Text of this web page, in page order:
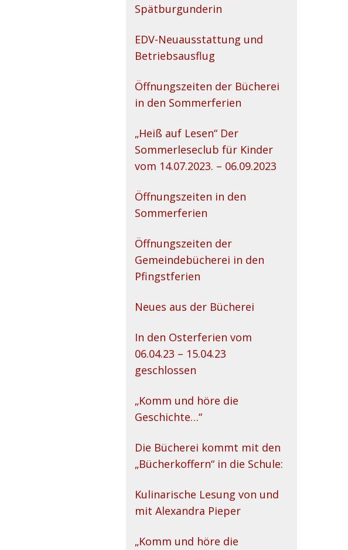
Spätburgunderin
EDV-Neuausstattung und
Betriebsausflug
Öffnungszeiten der Bücherei
in den Sommerferien
„Heiß auf Lesen“ Der
Sommerleseclub für Kinder
vom 14.07.2023. – 06.09.2023
Öffnungszeiten in den
Sommerferien
Öffnungszeiten der
Gemeindebücherei in den
Pfingstferien
Neues aus der Bücherei
In den Osterferien vom
06.04.23 – 15.04.23
geschlossen
„Komm und höre die
Geschichte…“
Die Bücherei kommt mit den
„Bücherkoffern“ in die Schule:
Kulinarische Lesung von und
mit Alexandra Pieper
„Komm und höre die